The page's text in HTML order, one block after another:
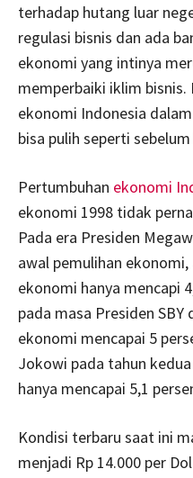
terhadap hutang luar
regulasi bisnis dan ada
ekonomi yang intinya
memperbaiki iklim
ekonomi Indonesia
bisa pulih seperti
Pertumbuhan ekonomi
ekonomi 1998 tidak
Pada era Presiden
awal pemulihan
ekonomi hanya mencapi
pada masa Presiden
ekonomi mencapai 5
Jokowi pada tahun
hanya mencapai 5,1
Kondisi terbaru saat ini
menjadi Rp 14.000 per